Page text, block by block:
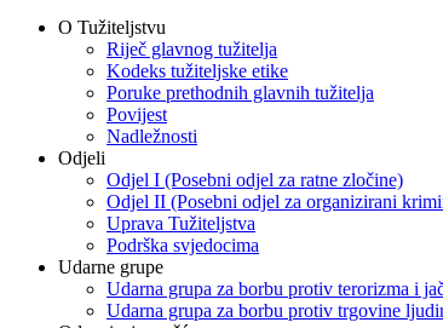
O Tužiteljstvu
Riječ glavnog tužitelja
Kodeks tužiteljske etike
Poruke prethodnih glavnih tužitelja
Povijest
Nadležnosti
Odjeli
Odjel I (Posebni odjel za ratne zločine)
Odjel II (Posebni odjel za organizirani
Uprava Tužiteljstva
Podrška svjedocima
Udarne grupe
Udarna grupa za borbu protiv terorizma i
Udarna grupa za borbu protiv trgovine